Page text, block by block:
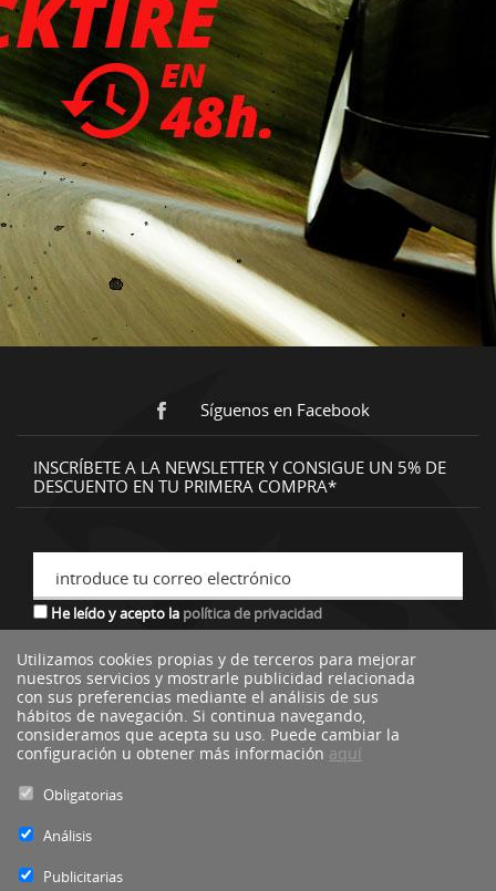
Síguenos en Facebook
INSCRÍBETE A LA NEWSLETTER Y CONSIGUE UN 5% DE
DESCUENTO EN TU PRIMERA COMPRA*
introduce tu correo electrónico
He leído y acepto la política de privacidad
*descuento no acumulable a otras ofertas o promociones.
Utilizamos cookies propias y de terceros para mejorar
nuestros servicios y mostrarle publicidad relacionada
con sus preferencias mediante el análisis de sus
hábitos de navegación. Si continua navegando,
consideramos que acepta su uso. Puede cambiar la
configuración u obtener más información aquí
Obligatorias
Análisis
Publicitarias